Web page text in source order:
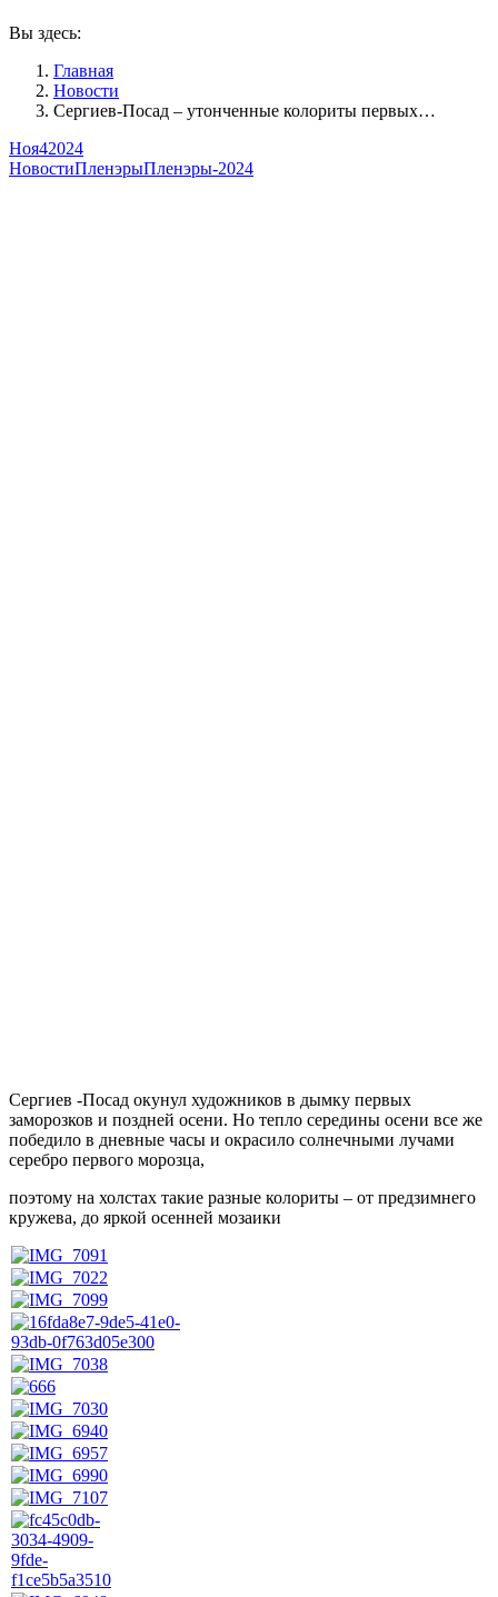
Вы здесь:
Главная
Новости
Сергиев-Посад – утонченные колориты первых…
Ноя42024
НовостиПленэрыПленэры-2024
Сергиев -Посад окунул художников в дымку первых
заморозков и поздней осени. Но тепло середины осени все же
победило в дневные часы и окрасило солнечными лучами
серебро первого морозца,
поэтому на холстах такие разные колориты – от предзимнего
кружева, до яркой осенней мозаики